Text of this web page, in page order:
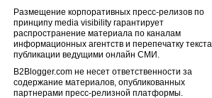
Размещение корпоративных пресс-релизов по
принципу media visibility гарантирует
распространение материала по каналам
информационных агентств и перепечатку текста
публикации ведущими онлайн СМИ.
B2Blogger.com не несет ответственности за
содержание материалов, опубликованных
партнерами пресс-релизной платформы.